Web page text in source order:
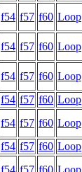
f54 f57 f60 Loop
f54 f57 f60 Loop
f54 f57 f60 Loop
f54 f57 f60 Loop
f54 f57 f60 Loop
f54 f57 f60 Loop